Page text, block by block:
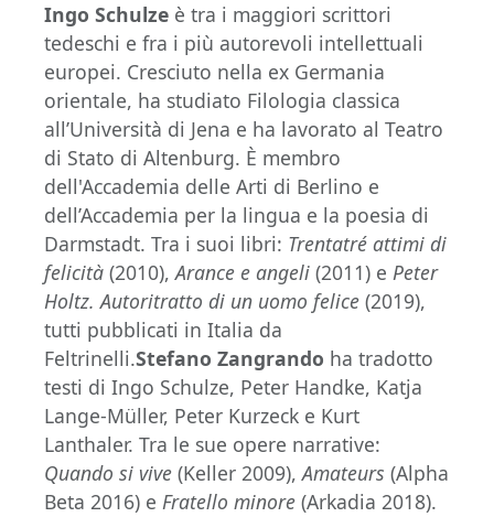
Ingo Schulze è tra i maggiori scrittori
tedeschi e fra i più autorevoli intellettuali
europei. Cresciuto nella ex Germania
orientale, ha studiato Filologia classica
all’Università di Jena e ha lavorato al Teatro
di Stato di Altenburg. È membro
dell'Accademia delle Arti di Berlino e
dell’Accademia per la lingua e la poesia di
Darmstadt. Tra i suoi libri: Trentatré attimi di
felicità (2010),Arance e angeli (2011) e Peter
Holtz. Autoritratto di un uomo felice (2019),
tutti pubblicati in Italia da
Feltrinelli.Stefano Zangrando ha tradotto
testi di Ingo Schulze, Peter Handke, Katja
Lange-Müller, Peter Kurzeck e Kurt
Lanthaler. Tra le sue opere narrative:
Quando si vive (Keller 2009),Amateurs (Alpha
Beta 2016) e Fratello minore (Arkadia 2018).